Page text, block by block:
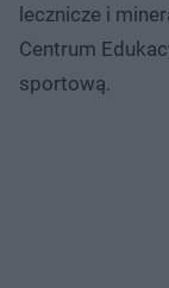
lecznicze i
Centrum
sportową.